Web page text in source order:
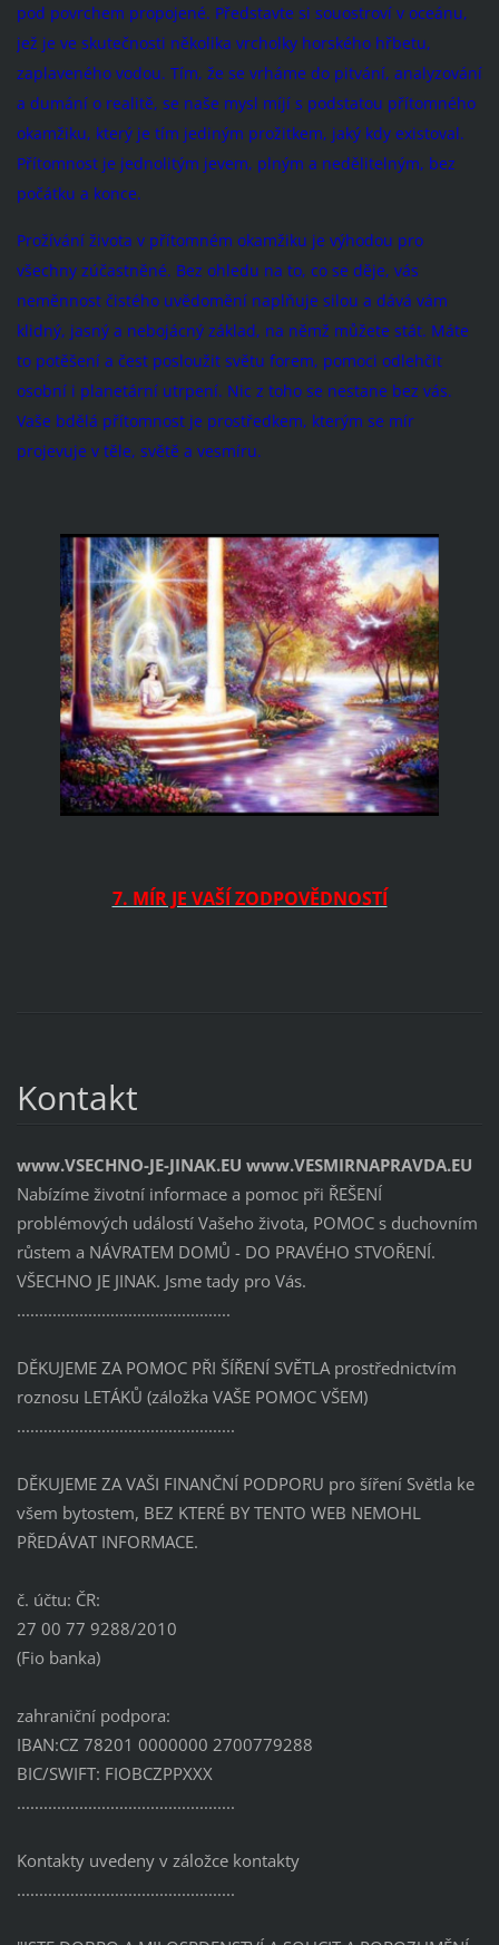
pod povrchem propojené. Představte si souostroví v oceánu,
jež je ve skutečnosti několika vrcholky horského hřbetu,
zaplaveného vodou. Tím, že se vrháme do pitvání, analyzování
a dumání o realitě, se naše mysl míjí s podstatou přítomného
okamžiku, který je tím jediným prožitkem, jaký kdy existoval.
Přítomnost je jednolitým jevem, plným a nedělitelným, bez
počátku a konce.
Prožívání života v přítomném okamžiku je výhodou pro
všechny zúčastněné. Bez ohledu na to, co se děje, vás
neměnnost čistého uvědomění naplňuje silou a dává vám
klidný, jasný a nebojácný základ, na němž můžete stát. Máte
to potěšení a čest posloužit světu forem, pomoci odlehčit
osobní i planetární utrpení. Nic z toho se nestane bez vás.
Vaše bdělá přítomnost je prostředkem, kterým se mír
projevuje v těle, světě a vesmíru.
7. MÍR JE VAŠÍ ZODPOVĚDNOSTÍ
Kontakt
www.VSECHNO-JE-JINAK.EU www.VESMIRNAPRAVDA.EU
Nabízíme životní informace a pomoc při ŘEŠENÍ
problémových událostí Vašeho života, POMOC s duchovním
růstem a NÁVRATEM DOMŮ - DO PRAVÉHO STVOŘENÍ.
VŠECHNO JE JINAK. Jsme tady pro Vás.
................................................
DĚKUJEME ZA POMOC PŘI ŠÍŘENÍ SVĚTLA prostřednictvím
roznosu LETÁKŮ (záložka VAŠE POMOC VŠEM)
.................................................
DĚKUJEME ZA VAŠI FINANČNÍ PODPORU pro šíření Světla ke
všem bytostem, BEZ KTERÉ BY TENTO WEB NEMOHL
PŘEDÁVAT INFORMACE.
č. účtu: ČR:
27 00 77 9288/2010
(Fio banka)
zahraniční podpora:
IBAN:CZ 78201 0000000 2700779288
BIC/SWIFT: FIOBCZPPXXX
.................................................
Kontakty uvedeny v záložce kontakty
.................................................